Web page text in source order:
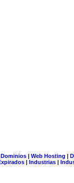
| Web Hosting |
| Industrias |